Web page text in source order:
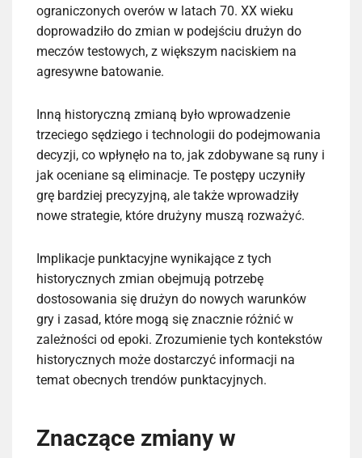
ograniczonych overów w latach 70. XX wieku
doprowadziło do zmian w podejściu drużyn do
meczów testowych, z większym naciskiem na
agresywne batowanie.
Inną historyczną zmianą było wprowadzenie
trzeciego sędziego i technologii do podejmowania
decyzji, co wpłynęło na to, jak zdobywane są runy i
jak oceniane są eliminacje. Te postępy uczyniły
grę bardziej precyzyjną, ale także wprowadziły
nowe strategie, które drużyny muszą rozważyć.
Implikacje punktacyjne wynikające z tych
historycznych zmian obejmują potrzebę
dostosowania się drużyn do nowych warunków
gry i zasad, które mogą się znacznie różnić w
zależności od epoki. Zrozumienie tych kontekstów
historycznych może dostarczyć informacji na
temat obecnych trendów punktacyjnych.
Znaczące zmiany w